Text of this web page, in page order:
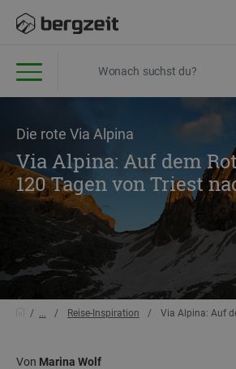
Die rote Via Alpina
Via Alpina: Auf dem
120 Tagen von Triest
... Reise-Inspiration Via Alpina: Auf dem Roten
Von Marina Wolf